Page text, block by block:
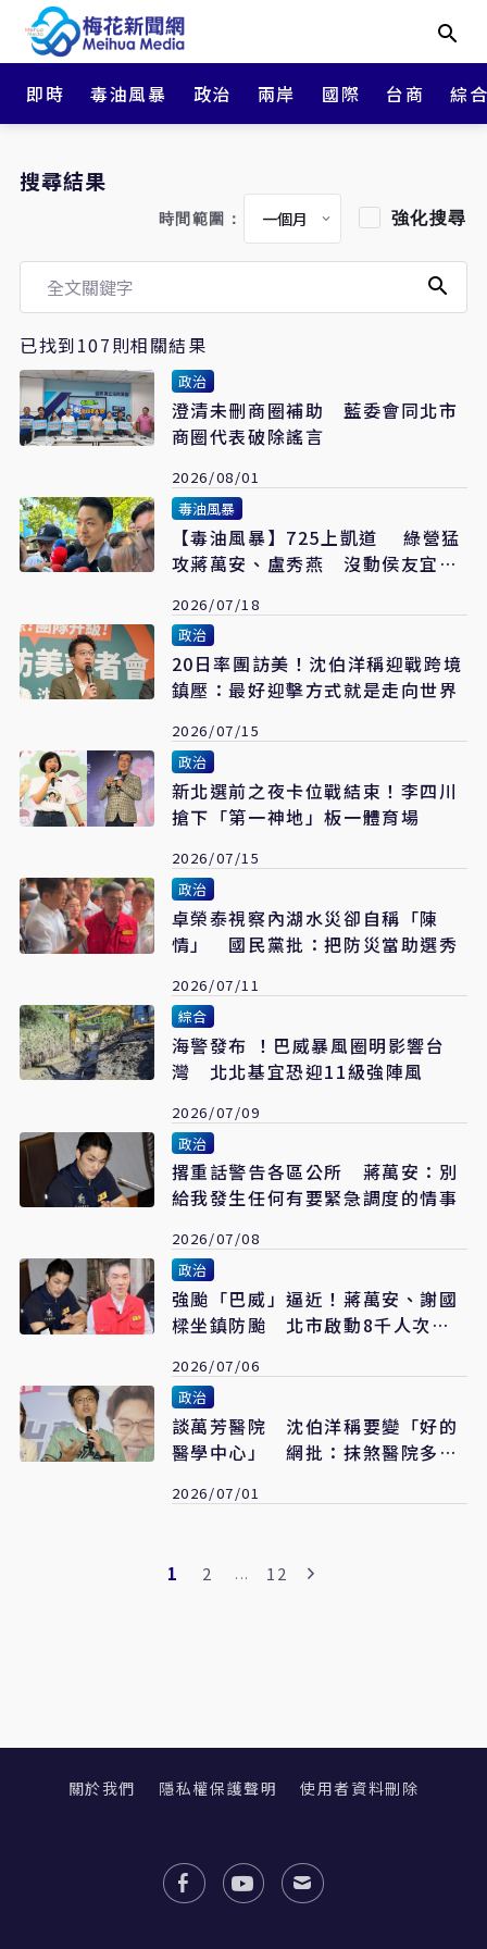
即時 毒油風暴 政治 兩岸 國際 台商 綜
搜尋結果
時間範圍： 強化搜尋
已找到107則相關結果
政治
澄清未刪商圈補助 藍委會同北市
商圈代表破除謠言
2026/08/01
毒油風暴
【毒油風暴】725上凱道 綠營猛
攻蔣萬安、盧秀燕 沒動侯友宜、
2026/07/18
政治
20日率團訪美！沈伯洋稱迎戰跨境
鎮壓：最好迎擊方式就是走向世界
2026/07/15
政治
新北選前之夜卡位戰結束！李四川
搶下「第一神地」板一體育場
2026/07/15
政治
卓榮泰視察內湖水災卻自稱「陳
情」 國民黨批：把防災當助選秀
2026/07/11
綜合
海警發布 ！巴威暴風圈明影響台
灣 北北基宜恐迎11級強陣風
2026/07/09
政治
撂重話警告各區公所 蔣萬安：別
給我發生任何有要緊急調度的情事
2026/07/08
政治
強颱「巴威」逼近！蔣萬安、謝國
樑坐鎮防颱 北市啟動8千人次清
2026/07/06
政治
談萬芳醫院 沈伯洋稱要變「好的
醫學中心」 網批：抹煞醫院多年
2026/07/01
1 2 ... 12
關於我們 隱私權保護聲明 使用者資料刪除